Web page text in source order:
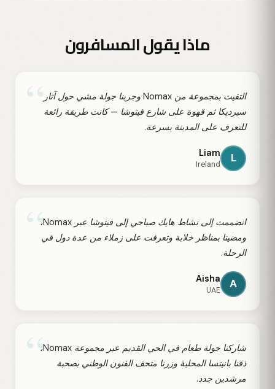
ماذا يقول المسافرون
“التقيت بمجموعة من Nomax وجربنا جولة مشي حول آثار
سيرديكا ثم قهوة على شارع فيتوشا — كانت طريقة رائعة
للتعرف على المدينة بسرعة.
L
Liam
Ireland
“
انضممت إلى نشاط هايك صباحي إلى فيتوشا عبر Nomax،
ومضينا بمناظر خلابة وتعرفت على زملاء من عدة دول في
الرحلة.
A
Aisha
UAE
“
شاركنا جولة طعام في الحي القديم عبر مجموعة Nomax،
ذقنا بانيتسا المحلية وزرنا متحف الفنون الوطني بصحبة
مرشدين جدد.